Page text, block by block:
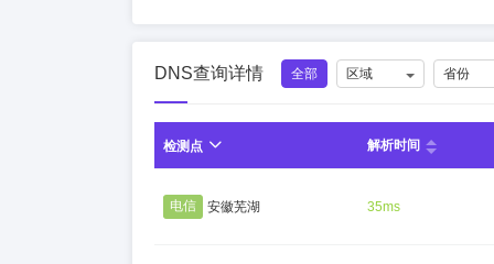
DNS查询详情 全部 区域 省份
检测点 解析时间
电信 安徽芜湖 35ms